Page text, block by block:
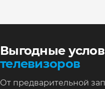
зависание на
включении;
экран мигает,
Выгодные
телевизоров
От предварительной